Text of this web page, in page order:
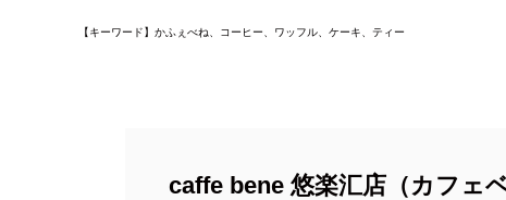
【キーワード】かふぇべね、コーヒー、ワッフル、ケーキ、ティー
caffe bene 悠楽汇店（カフェベ